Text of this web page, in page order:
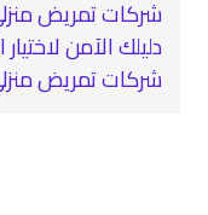
دليلك الآمن
شركات تمريض